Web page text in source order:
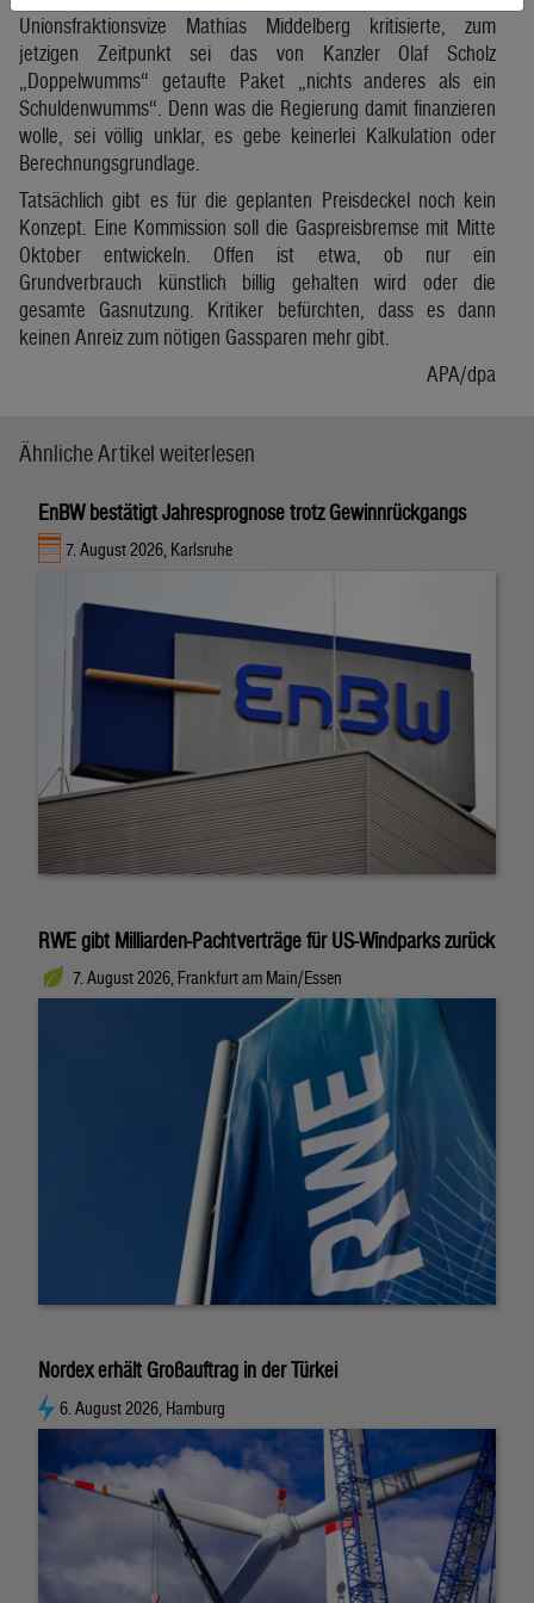
Unionsfraktionsvize Mathias Middelberg kritisierte, zum
jetzigen Zeitpunkt sei das von Kanzler Olaf Scholz
„Doppelwumms“ getaufte Paket „nichts anderes als ein
Schuldenwumms“. Denn was die Regierung damit finanzieren
wolle, sei völlig unklar, es gebe keinerlei Kalkulation oder
Berechnungsgrundlage.
Tatsächlich gibt es für die geplanten Preisdeckel noch kein
Konzept. Eine Kommission soll die Gaspreisbremse mit Mitte
Oktober entwickeln. Offen ist etwa, ob nur ein
Grundverbrauch künstlich billig gehalten wird oder die
gesamte Gasnutzung. Kritiker befürchten, dass es dann
keinen Anreiz zum nötigen Gassparen mehr gibt.
APA/dpa
Ähnliche Artikel weiterlesen
EnBW bestätigt Jahresprognose trotz Gewinnrückgangs
7. August 2026, Karlsruhe
RWE gibt Milliarden-Pachtverträge für US-Windparks zurück
7. August 2026, Frankfurt am Main/Essen
Nordex erhält Großauftrag in der Türkei
6. August 2026, Hamburg